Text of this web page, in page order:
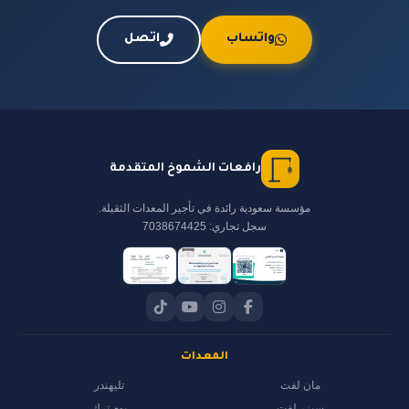
واتساب اتصل
رافعات الشموخ المتقدمة
مؤسسة سعودية رائدة في تأجير المعدات الثقيلة.
سجل تجاري: 7038674425
المعدات
مان لفت
تليهندر